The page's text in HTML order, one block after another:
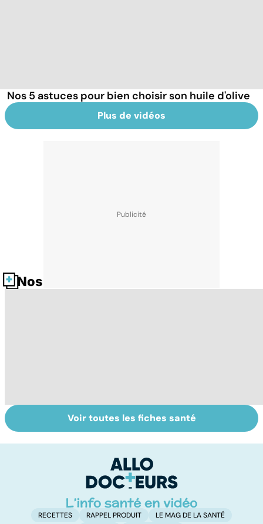
Nos 5 astuces pour bien choisir son huile d'olive
Plus de vidéos
Nos fiches santé
Grand froid : nos
conseils
Perturbateurs
endocriniens :
notre santé
Voir toutes les fiches santé
RECETTES RAPPEL PRODUIT LE MAG DE LA SANTÉ